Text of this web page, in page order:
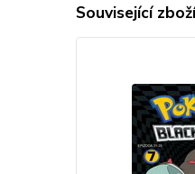
Související